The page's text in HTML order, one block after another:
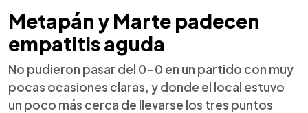
Metapán y Marte padecen
empatitis aguda
No pudieron pasar del 0-0 en un partido con muy
pocas ocasiones claras, y donde el local estuvo
un poco más cerca de llevarse los tres puntos